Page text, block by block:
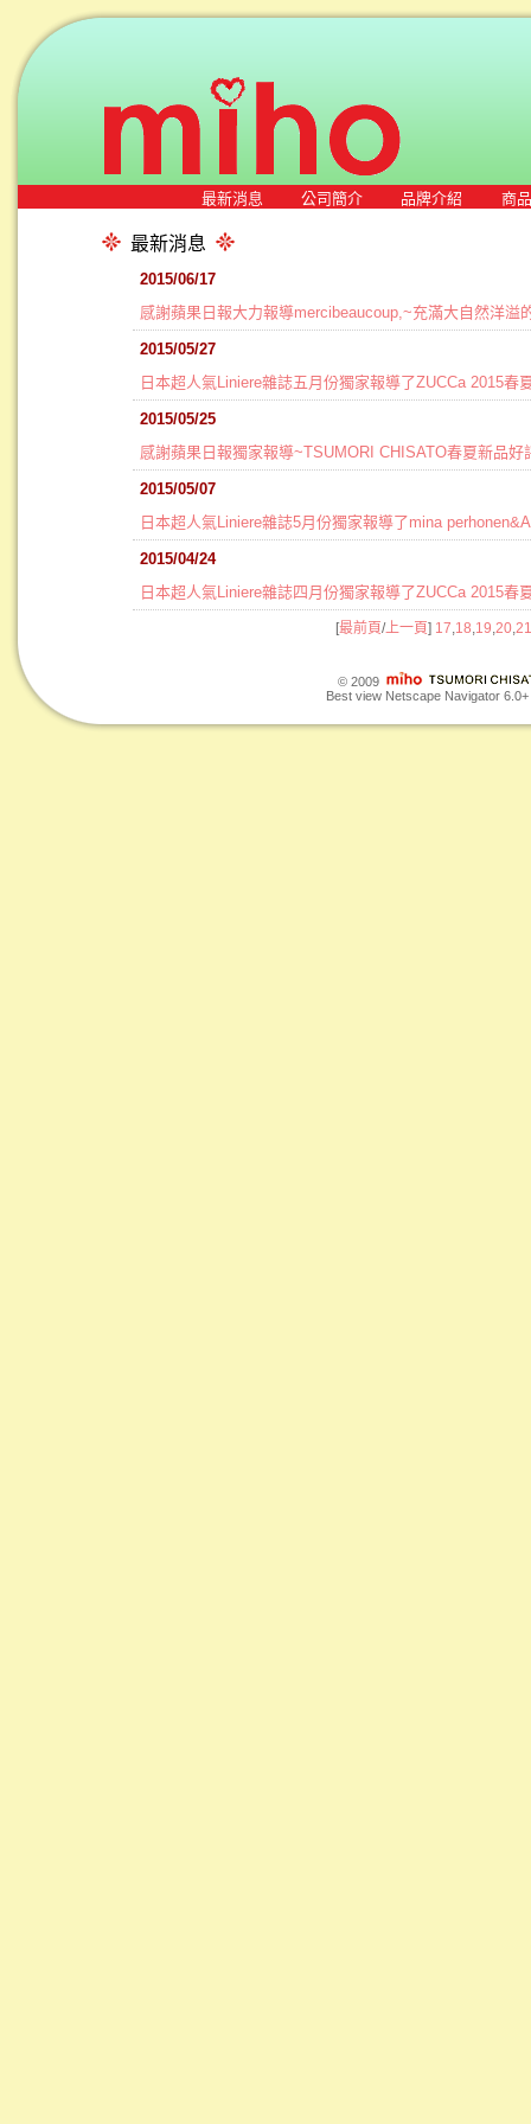
最新消息 公司簡介 品牌介紹 商
最新消息
2015/06/17
感謝蘋果日報大力報導mercibeaucoup,~充滿大自然洋溢
2015/05/27
日本超人氣Liniere雜誌五月份獨家報導了ZUCCa 2015春
2015/05/25
感謝蘋果日報獨家報導~TSUMORI CHISATO春夏新品好
2015/05/07
日本超人氣Liniere雜誌5月份獨家報導了mina
2015/04/24
日本超人氣Liniere雜誌四月份獨家報導了ZUCCa 2015春
[最前頁/上一頁] 17 18 19 20, 21
© 2009
Best view Netscape Navigator